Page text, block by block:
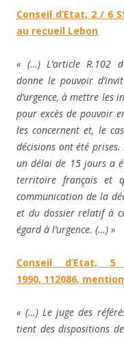
Conseil d’Etat, 2 / 6
au recueil Lebon
« (…) L’article R.102
donne le pouvoir
d’urgence, à mettre les
pour excès de pouvoir
les concernent et, le
décisions ont été
un délai de 15 jours a
territoire français et
communication de la
et du dossier relatif à
égard à l’urgence. (…) »
Conseil d’Etat,
1990, 112086,
« (…) Le juge des
tient des dispositions